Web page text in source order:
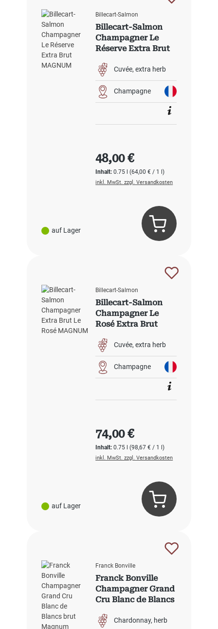
auf Lager
Billecart-Salmon
Billecart-Salmon
Champagner Le
Réserve Extra Brut
Cuvée extra herb
Champagne
Inhalt:0.75 l(64,00 € / 1 l)
Regulärer Preis:
48,00 €
inkl. MwSt. zzgl. Versandkosten
auf Lager
Billecart-Salmon
Billecart-Salmon
Champagner Le
Rosé Extra Brut
Cuvée extra herb
Champagne
Inhalt:0.75 l(98,67 € / 1 l)
Regulärer Preis:
74,00 €
inkl. MwSt. zzgl. Versandkosten
Franck Bonville
Franck Bonville
Champagner Grand
Cru Blanc de Blancs
Chardonnay herb